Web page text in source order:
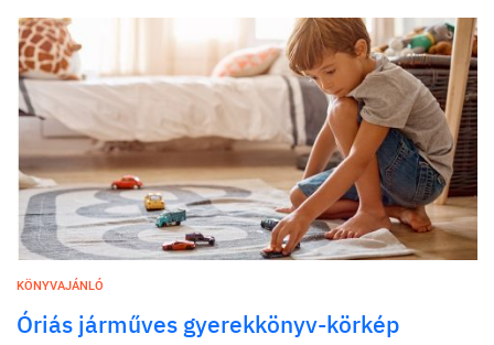
KÖNYVAJÁNLÓ
Óriás járműves gyerekkönyv-körkép